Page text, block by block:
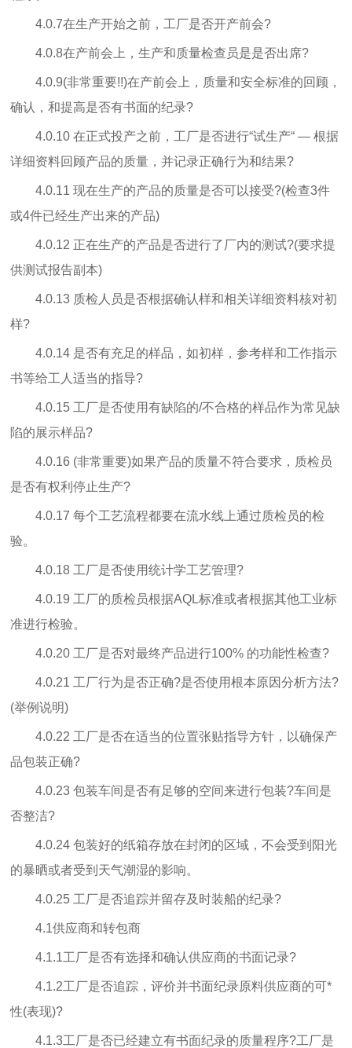
4.0.7在生产开始之前，工厂是否开产前会?
4.0.8在产前会上，生产和质量检查员是是否出席?
4.0.9(非常重要!!)在产前会上，质量和安全标准的回顾，
确认，和提高是否有书面的纪录?
4.0.10 在正式投产之前，工厂是否进行“试生产“ — 根据
详细资料回顾产品的质量，并记录正确行为和结果?
4.0.11 现在生产的产品的质量是否可以接受?(检查3件
或4件已经生产出来的产品)
4.0.12 正在生产的产品是否进行了厂内的测试?(要求提
供测试报告副本)
4.0.13 质检人员是否根据确认样和相关详细资料核对初
样?
4.0.14 是否有充足的样品，如初样，参考样和工作指示
书等给工人适当的指导?
4.0.15 工厂是否使用有缺陷的/不合格的样品作为常见缺
陷的展示样品?
4.0.16 (非常重要)如果产品的质量不符合要求，质检员
是否有权利停止生产?
4.0.17 每个工艺流程都要在流水线上通过质检员的检
验。
4.0.18 工厂是否使用统计学工艺管理?
4.0.19 工厂的质检员根据AQL标准或者根据其他工业标
准进行检验。
4.0.20 工厂是否对最终产品进行100% 的功能性检查?
4.0.21 工厂行为是否正确?是否使用根本原因分析方法?
(举例说明)
4.0.22 工厂是否在适当的位置张贴指导方针，以确保产
品包装正确?
4.0.23 包装车间是否有足够的空间来进行包装?车间是
否整洁?
4.0.24 包装好的纸箱存放在封闭的区域，不会受到阳光
的暴晒或者受到天气潮湿的影响。
4.0.25 工厂是否追踪并留存及时装船的纪录?
4.1供应商和转包商
4.1.1工厂是否有选择和确认供应商的书面记录?
4.1.2工厂是否追踪，评价并书面纪录原料供应商的可*
性(表现)?
4.1.3工厂是否已经建立有书面纪录的质量程序?工厂是